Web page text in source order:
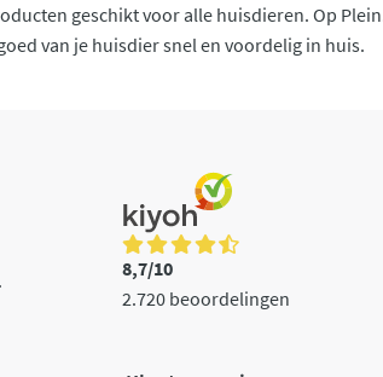
geschikt voor alle huisdieren. Op
van je huisdier snel en voordelig in huis.
8,7/10
2.720 beoordelingen